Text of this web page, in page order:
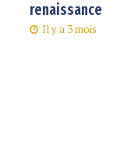
renaissance
Il y a 3 mois